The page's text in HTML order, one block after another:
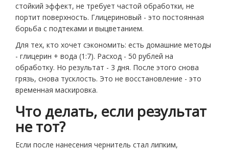
стойкий эффект, не требует частой обработки, не
портит поверхность. Глицериновый - это постоянная
борьба с подтеками и выцветанием.
Для тех, кто хочет сэкономить: есть домашние методы
- глицерин + вода (1:7). Расход - 50 рублей на
обработку. Но результат - 3 дня. После этого снова
грязь, снова тусклость. Это не восстановление - это
временная маскировка.
Что делать, если результат
не тот?
Если после нанесения чернитель стал липким,